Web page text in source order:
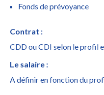
Fonds de prévoyance
Contrat :
CDD ou CDI selon le profil
Le salaire :
A définir en fonction du